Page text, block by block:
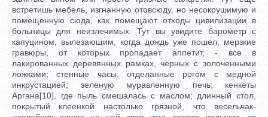
встретишь мебель, изгнанную отовсюду, но несокрушимую и
помещенную сюда, как помещают отходы цивилизации в
больницы для неизлечимых. Тут вы увидите барометр с
капуцином, вылезающим, когда дождь уже пошел; мерзкие
гравюры, от которых пропадает аппетит, - все в
лакированных деревянных рамках, черных с золоченными
ложками; стенные часы, отделанные рогом с медной
инкрустацией; зеленую муравленную печь; кенкеты
Аргана[10], где пыль смешалась с маслом; длинный стол,
покрытый клеенкой настолько грязной, что весельчак-